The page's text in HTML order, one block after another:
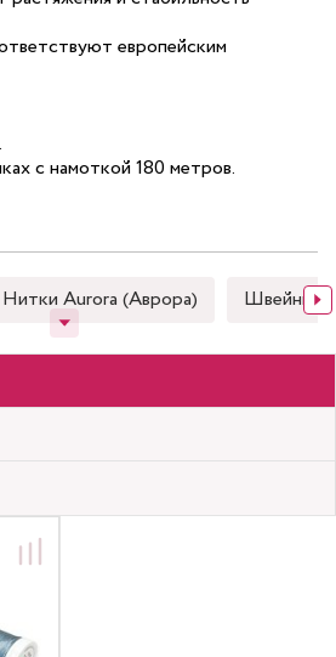
европейским
с намоткой 180 метров.
Нитки Aurora (Аврора) Швейные